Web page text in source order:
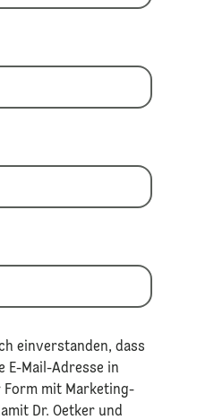
einverstanden, dass
E-Mail-Adresse in
mit Marketing-
Dr. Oetker und